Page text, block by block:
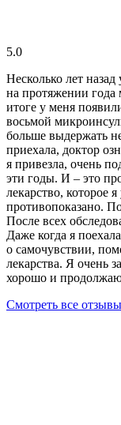
5.0
Несколько лет
на протяжении года
итоге у меня
восьмой
больше выдержать
приехала, доктор
я привезла, очень
эти годы. И – это
лекарство, которое
противопоказано.
После всех
Даже когда я
о самочувствии,
лекарства. Я очень
хорошо и
Смотреть все отзывы